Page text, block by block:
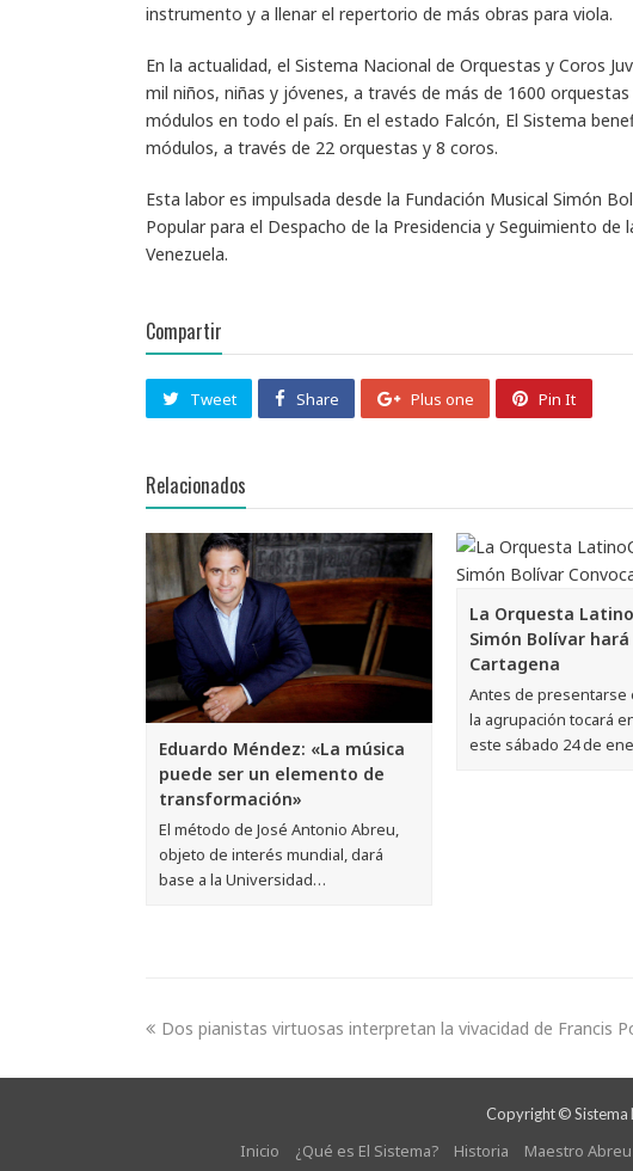
instrumento y a llenar el repertorio de más obras para viola.
En la actualidad, el Sistema Nacional de Orquestas y Coros
mil niños, niñas y jóvenes, a través de más de 1600
módulos en todo el país. En el estado Falcón, El Sistema
módulos, a través de 22 orquestas y 8 coros.
Esta labor es impulsada desde la Fundación Musical Simón
Popular para el Despacho de la Presidencia y Seguimiento
Venezuela.
Compartir
Tweet Share Plus one Pin It
Relacionados
Eduardo Méndez: «La música
puede ser un elemento de
transformación»
El método de José Antonio Abreu,
objeto de interés mundial, dará
base a la Universidad…
La Orquesta
Simón Bolívar
Cartagena
Antes de presentarse
la agrupación tocará
este sábado 24 de
Dos pianistas virtuosas interpretan la vivacidad de Francis
Copyright © Sistema
Inicio ¿Qué es El Sistema? Historia Maestro Abreu